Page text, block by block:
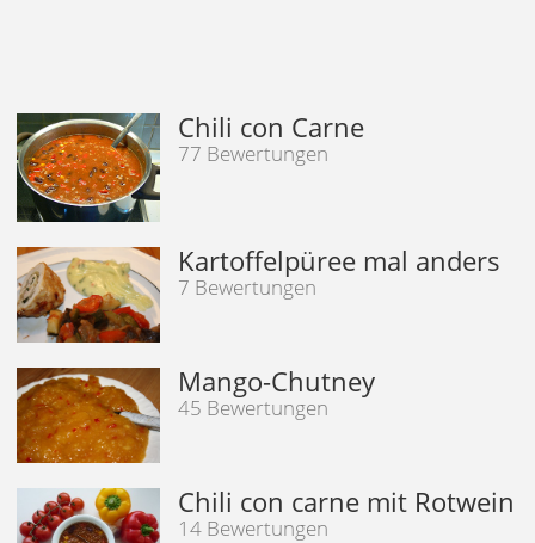
Chili con Carne
77 Bewertungen
Kartoffelpüree mal anders
7 Bewertungen
Mango-Chutney
45 Bewertungen
Chili con carne mit Rotwein
14 Bewertungen